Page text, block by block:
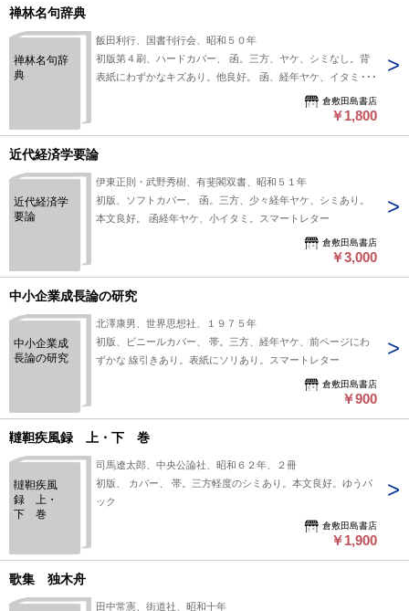
禅林名句辞典
禅林名句辞
典
飯田利行、国書刊行会、昭和５０年
初版第４刷、ハードカバー、 函。三方、ヤケ、シミなし。背
表紙にわずかなキズあり。他良好。 函、経年ヤケ、イタミ。
倉敷田島書店
￥1,800
近代経済学要論
近代経済学
要論
伊東正則・武野秀樹、有斐閣双書、昭和５１年
初版、ソフトカバー、 函。三方、少々経年ヤケ、シミあり。
本文良好。 函経年ヤケ、小イタミ。スマートレター
倉敷田島書店
￥3,000
中小企業成長論の研究
中小企業成
長論の研究
北澤康男、世界思想社、１９７５年
初版、ビニールカバー、 帯。三方、経年ヤケ、前ページにわ
ずかな 線引きあり。表紙にソリあり。スマートレター
倉敷田島書店
￥900
韃靼疾風録 上・下 巻
韃靼疾風
録 上・
下 巻
司馬遼太郎、中央公論社、昭和６２年、２冊
初版、 カバー、 帯。三方軽度のシミあり。本文良好。ゆうパ
ック
倉敷田島書店
￥1,900
歌集 独木舟
田中常憲、街道社、昭和十年